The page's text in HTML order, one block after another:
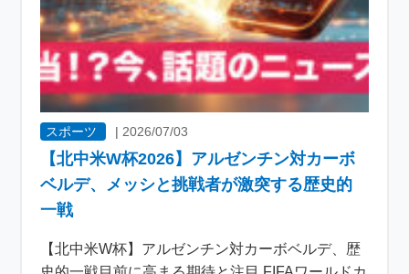
スポーツ | 2026/07/03
【北中米W杯2026】アルゼンチン対カーボ
ベルデ、メッシと挑戦者が激突する歴史的
一戦
【北中米W杯】アルゼンチン対カーボベルデ、歴